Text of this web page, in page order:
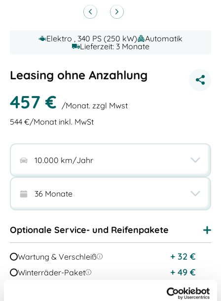
Elektro , 340 PS (250 kW)
Automatik
Lieferzeit: 3 Monate
Leasing ohne Anzahlung
457 € /Monat. zzgl Mwst
544 €/Monat inkl. MwSt
Optionale Service- und Reifenpakete
Wartung & Verschleiß + 32 €
Winterräder-Paket + 49 €
+55€